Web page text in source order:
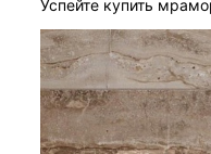
Успейте купить